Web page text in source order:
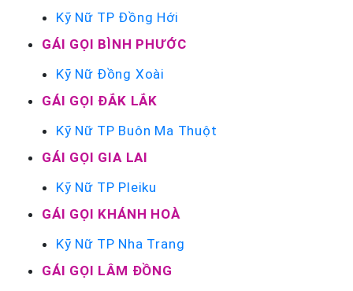
Kỹ Nữ TP Đồng Hới
GÁI GỌI BÌNH PHƯỚC
Kỹ Nữ Đồng Xoài
GÁI GỌI ĐẮK LẮK
Kỹ Nữ TP Buôn Ma Thuột
GÁI GỌI GIA LAI
Kỹ Nữ TP Pleiku
GÁI GỌI KHÁNH HOÀ
Kỹ Nữ TP Nha Trang
GÁI GỌI LÂM ĐỒNG